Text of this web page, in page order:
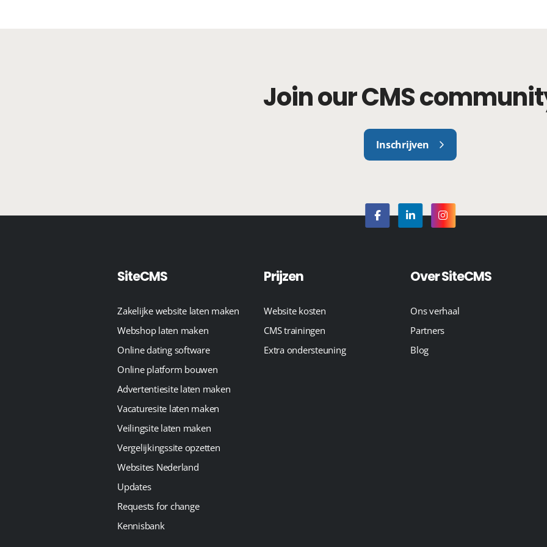
Join our CMS
Inschrijven
SiteCMS
Zakelijke website laten maken
Webshop laten maken
Online dating software
Online platform bouwen
Advertentiesite laten maken
Vacaturesite laten maken
Veilingsite laten maken
Vergelijkingssite opzetten
Websites Nederland
Updates
Requests for change
Kennisbank
Prijzen
Website kosten
CMS trainingen
Extra ondersteuning
Over SiteCMS
Ons verhaal
Partners
Blog